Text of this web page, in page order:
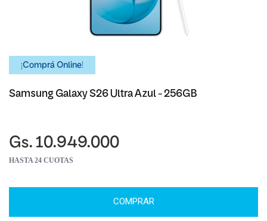
¡Comprá Online!
Samsung Galaxy S26 Ultra Azul - 256GB
Gs. 10.949.000
HASTA 24 CUOTAS
COMPRAR